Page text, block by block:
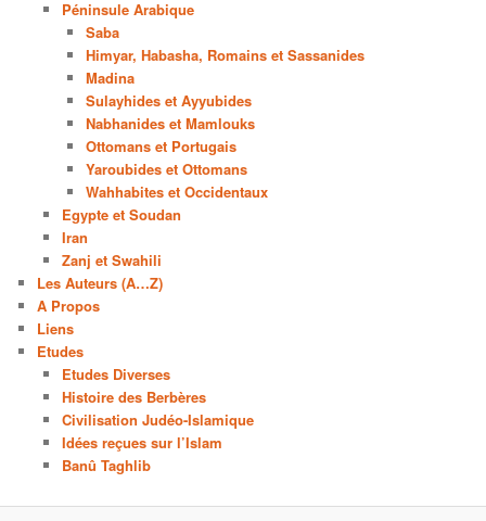
Péninsule Arabique
Saba
Himyar, Habasha, Romains et Sassanides
Madina
Sulayhides et Ayyubides
Nabhanides et Mamlouks
Ottomans et Portugais
Yaroubides et Ottomans
Wahhabites et Occidentaux
Egypte et Soudan
Iran
Zanj et Swahili
Les Auteurs (A…Z)
A Propos
Liens
Etudes
Etudes Diverses
Histoire des Berbères
Civilisation Judéo-Islamique
Idées reçues sur l’Islam
Banû Taghlib